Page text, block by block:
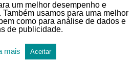
um melhor desempenho e
usamos para uma melhor
como para análise de dados e
de publicidade.
mais Aceitar